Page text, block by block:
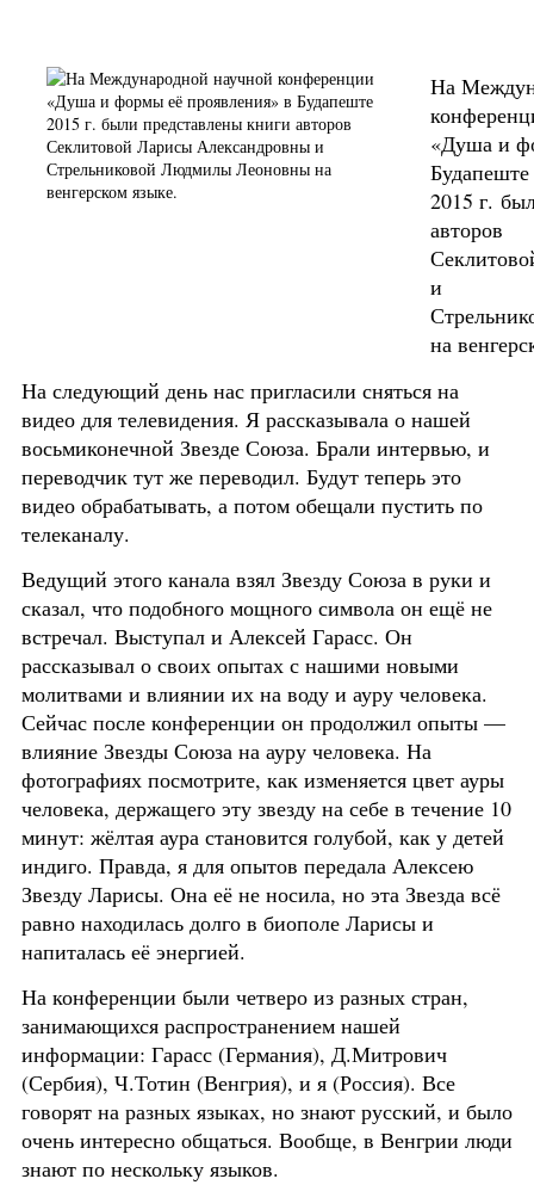
На
«Душа и
Будапеште
2015 г.
авторов
и
на
На следующий день нас пригласили сняться на
видео для телевидения. Я рассказывала о нашей
восьмиконечной Звезде Союза. Брали интервью, и
переводчик тут же переводил. Будут теперь это
видео обрабатывать, а потом обещали пустить по
телеканалу.
Ведущий этого канала взял Звезду Союза в руки и
сказал, что подобного мощного символа он ещё не
встречал. Выступал и Алексей Гарасс. Он
рассказывал о своих опытах с нашими новыми
молитвами и влиянии их на воду и ауру человека.
Сейчас после конференции он продолжил опыты —
влияние Звезды Союза на ауру человека. На
фотографиях посмотрите, как изменяется цвет ауры
человека, держащего эту звезду на себе в течение 10
минут: жёлтая аура становится голубой, как у детей
индиго. Правда, я для опытов передала Алексею
Звезду Ларисы. Она её не носила, но эта Звезда всё
равно находилась долго в биополе Ларисы и
напиталась её энергией.
На конференции были четверо из разных стран,
занимающихся распространением нашей
информации: Гарасс (Германия), Д.Митрович
(Сербия), Ч.Тотин (Венгрия), и я (Россия). Все
говорят на разных языках, но знают русский, и было
очень интересно общаться. Вообще, в Венгрии люди
знают по нескольку языков.